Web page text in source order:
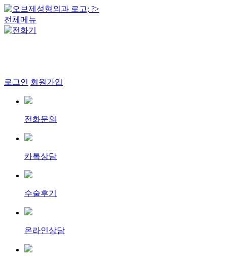
전체메뉴
로그인 회원가입
전화문의
카톡상담
수술후기
온라인상담